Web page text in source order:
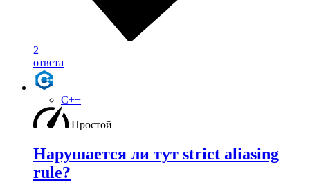
2
ответа
C++
Простой
Нарушается ли тут strict aliasing
rule?